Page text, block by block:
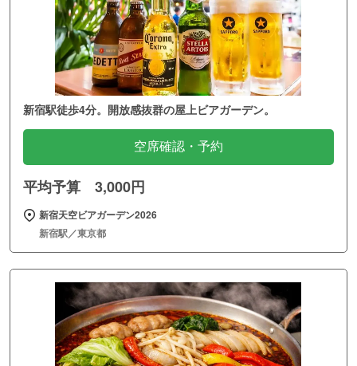
新宿駅徒歩4分。開放感抜群の屋上ビアガーデン。
空席確認・予約
平均予算 3,000円
新宿天空ビアガーデン2026
新宿駅／東京都